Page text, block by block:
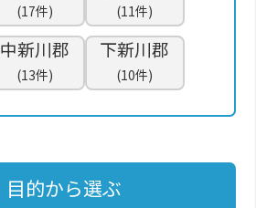
(17件) (11件)
中新川郡
(13件)
下新川郡
(10件)
目的から選ぶ